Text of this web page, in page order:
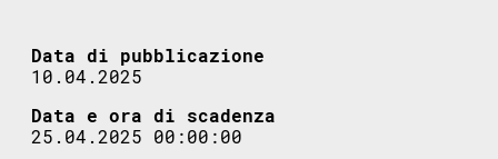
Data di pubblicazione
10.04.2025
Data e ora di scadenza
25.04.2025 00:00:00